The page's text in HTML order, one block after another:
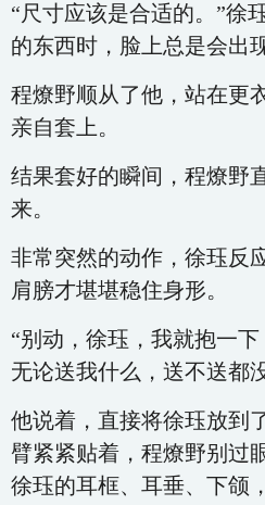
“尺寸应该是合适的。”徐
的东西时，脸上总是会出
程燎野顺从了他，站在更
亲自套上。
结果套好的瞬间，程燎野
来。
非常突然的动作，徐珏反
肩膀才堪堪稳住身形。
“别动，徐珏，我就抱一
无论送我什么，送不送都
他说着，直接将徐珏放到
臂紧紧贴着，程燎野别过
徐珏的耳框、耳垂、下颌